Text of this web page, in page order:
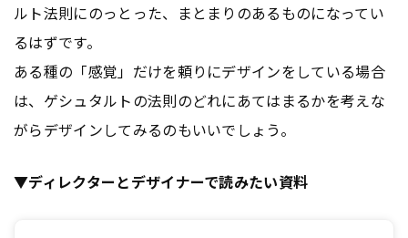
ルト法則にのっとった、まとまりのあるものになってい
るはずです。
ある種の「感覚」だけを頼りにデザインをしている場合
は、ゲシュタルトの法則のどれにあてはまるかを考えな
がらデザインしてみるのもいいでしょう。
▼ディレクターとデザイナーで読みたい資料